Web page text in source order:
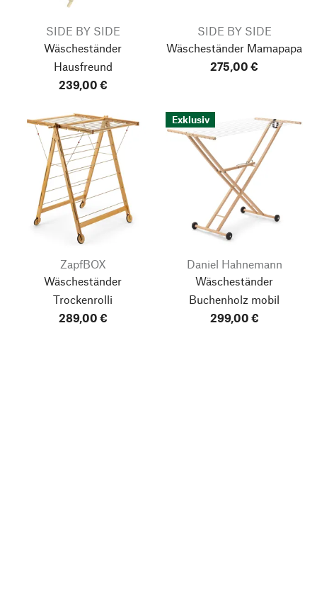
SIDE BY SIDE
Wäscheständer
Hausfreund
239,00 €
SIDE BY SIDE
Wäscheständer Mamapapa
275,00 €
ZapfBOX
Wäscheständer
Trockenrolli
289,00 €
Exklusiv
Daniel Hahnemann
Wäscheständer
Buchenholz mobil
299,00 €